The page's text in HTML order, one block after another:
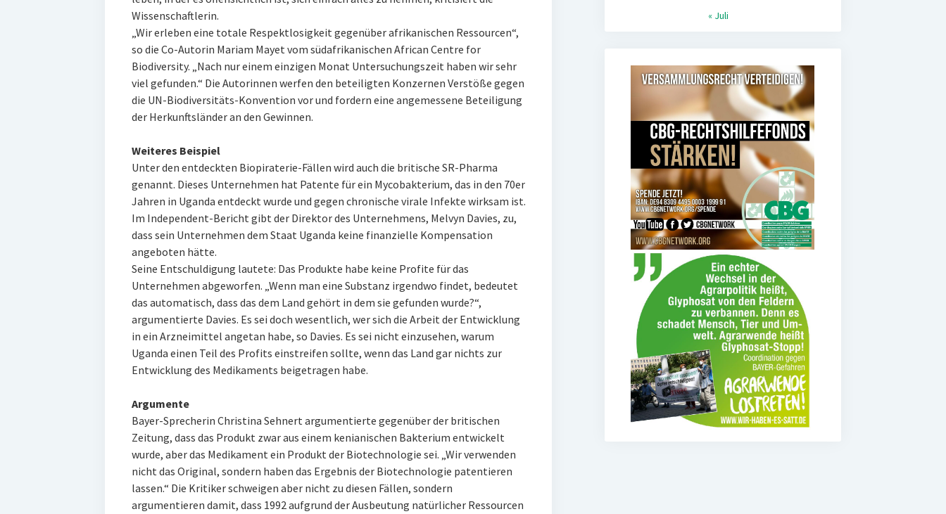
Wissenschaftlerin.
„Wir erleben eine totale Respektlosigkeit gegenüber afrikanischen Ressourcen“,
so die Co-Autorin Mariam Mayet vom südafrikanischen African Centre for
Biodiversity. „Nach nur einem einzigen Monat Untersuchungszeit haben wir sehr
viel gefunden.“ Die Autorinnen werfen den beteiligten Konzernen Verstöße gegen
die UN-Biodiversitäts-Konvention vor und fordern eine angemessene Beteiligung
der Herkunftsländer an den Gewinnen.
Weiteres Beispiel
Unter den entdeckten Biopiraterie-Fällen wird auch die britische SR-Pharma
genannt. Dieses Unternehmen hat Patente für ein Mycobakterium, das in den 70er
Jahren in Uganda entdeckt wurde und gegen chronische virale Infekte wirksam ist.
Im Independent-Bericht gibt der Direktor des Unternehmens, Melvyn Davies, zu,
dass sein Unternehmen dem Staat Uganda keine finanzielle Kompensation
angeboten hätte.
Seine Entschuldigung lautete: Das Produkte habe keine Profite für das
Unternehmen abgeworfen. „Wenn man eine Substanz irgendwo findet, bedeutet
das automatisch, dass das dem Land gehört in dem sie gefunden wurde?“,
argumentierte Davies. Es sei doch wesentlich, wer sich die Arbeit der Entwicklung
in ein Arzneimittel angetan habe, so Davies. Es sei nicht einzusehen, warum
Uganda einen Teil des Profits einstreifen sollte, wenn das Land gar nichts zur
Entwicklung des Medikaments beigetragen habe.
Argumente
Bayer-Sprecherin Christina Sehnert argumentierte gegenüber der britischen
Zeitung, dass das Produkt zwar aus einem kenianischen Bakterium entwickelt
wurde, aber das Medikament ein Produkt der Biotechnologie sei. „Wir verwenden
nicht das Original, sondern haben das Ergebnis der Biotechnologie patentieren
lassen.“ Die Kritiker schweigen aber nicht zu diesen Fällen, sondern
argumentieren damit, dass 1992 aufgrund der Ausbeutung natürlicher Ressourcen
« Juli